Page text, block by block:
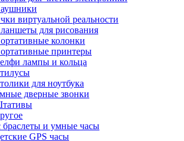
виртуальной реальности
для рисования
колонки
принтеры
лампы и кольца
для ноутбука
дверные звонки
и умные часы
GPS часы